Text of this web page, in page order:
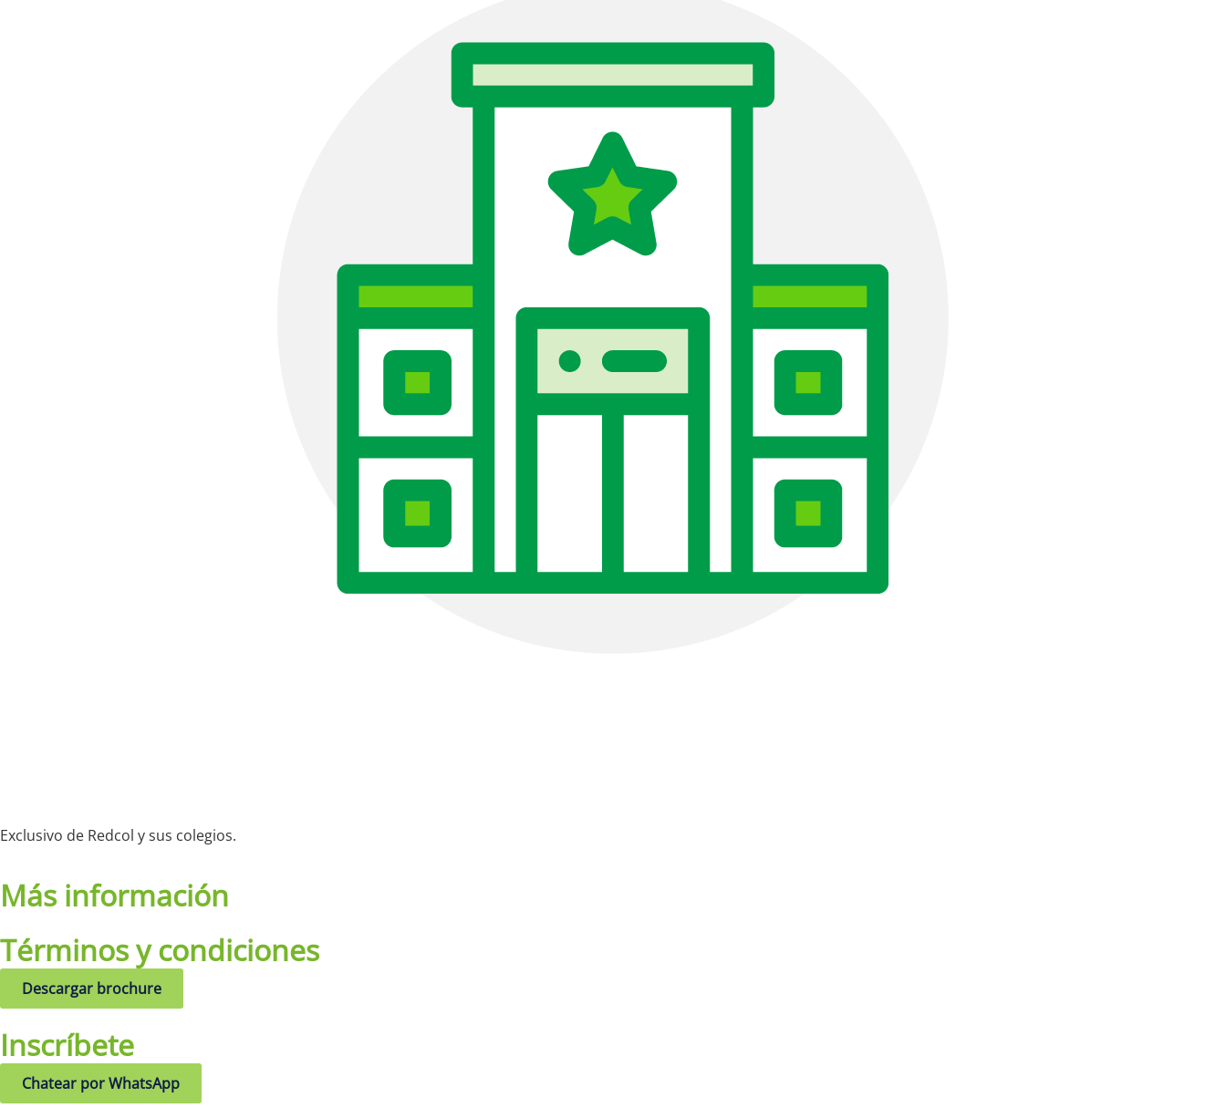
Exclusivo de Redcol y sus colegios.
Más información
Términos y condiciones
Descargar brochure
Inscríbete
Chatear por WhatsApp